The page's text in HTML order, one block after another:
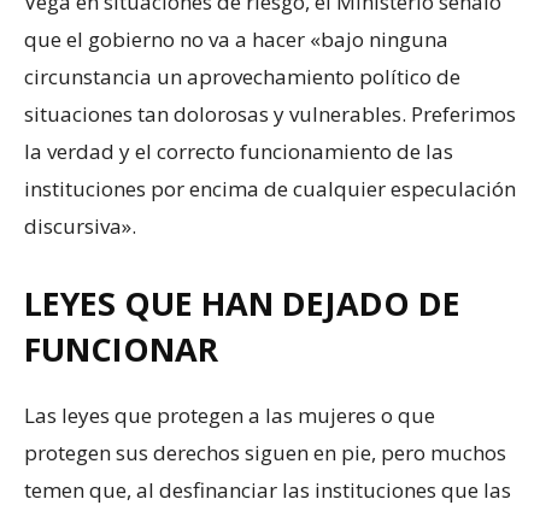
que el gobierno no va a hacer «bajo ninguna
circunstancia un aprovechamiento político de
situaciones tan dolorosas y vulnerables. Preferimos
la verdad y el correcto funcionamiento de las
instituciones por encima de cualquier especulación
discursiva».
LEYES QUE HAN DEJADO DE
FUNCIONAR
Las leyes que protegen a las mujeres o que
protegen sus derechos siguen en pie, pero muchos
temen que, al desfinanciar las instituciones que las